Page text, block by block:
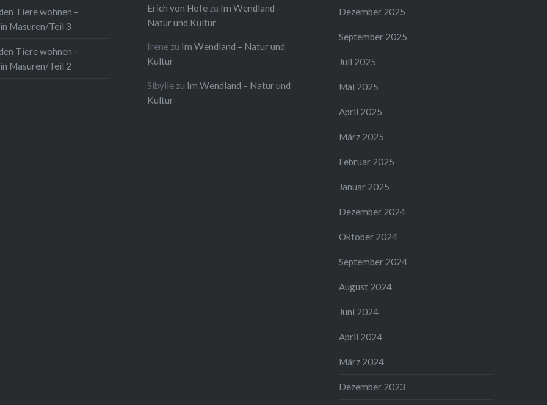
Tiere wohnen –
Masuren/Teil 3
Tiere wohnen –
Masuren/Teil 2
Erich von Hofe zu Im Wendland –
Natur und Kultur
Irene zu Im Wendland – Natur und
Kultur
Sibylle zu Im Wendland – Natur und
Kultur
Dezember 2025
September 2025
Juli 2025
Mai 2025
April 2025
März 2025
Februar 2025
Januar 2025
Dezember 2024
Oktober 2024
September 2024
August 2024
Juni 2024
April 2024
März 2024
Dezember 2023